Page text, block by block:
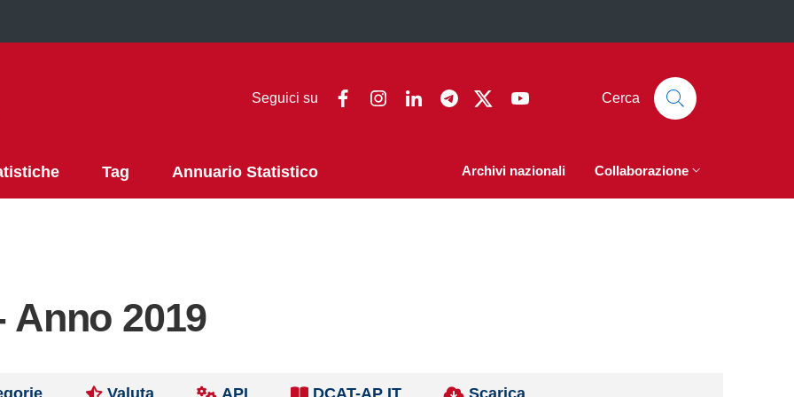
Seguici su FacebookInstagramLinkedinTelegram
Twitter Cerca
Tag Annuario Statistico Archivi nazionali Collaborazione
Anno 2019
Valuta API DCAT-AP IT Scarica